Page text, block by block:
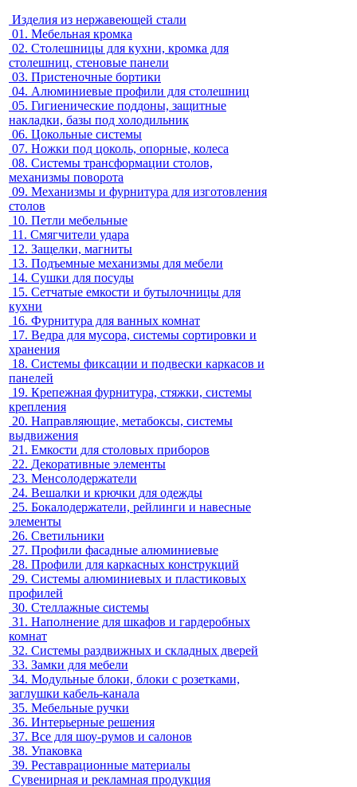
Изделия из нержавеющей стали
01. Мебельная кромка
02. Столешницы для кухни, кромка для
столешниц, стеновые панели
03. Пристеночные бортики
04. Алюминиевые профили для столешниц
05. Гигиенические поддоны, защитные
накладки, базы под холодильник
06. Цокольные системы
07. Ножки под цоколь, опорные, колеса
08. Системы трансформации столов,
механизмы поворота
09. Механизмы и фурнитура для изготовления
столов
10. Петли мебельные
11. Смягчители удара
12. Защелки, магниты
13. Подъемные механизмы для мебели
14. Сушки для посуды
15. Сетчатые емкости и бутылочницы для
кухни
16. Фурнитура для ванных комнат
17. Ведра для мусора, системы сортировки и
хранения
18. Системы фиксации и подвески каркасов и
панелей
19. Крепежная фурнитура, стяжки, системы
крепления
20. Направляющие, метабоксы, системы
выдвижения
21. Емкости для столовых приборов
22. Декоративные элементы
23. Менсолодержатели
24. Вешалки и крючки для одежды
25. Бокалодержатели, рейлинги и навесные
элементы
26. Светильники
27. Профили фасадные алюминиевые
28. Профили для каркасных конструкций
29. Системы алюминиевых и пластиковых
профилей
30. Стеллажные системы
31. Наполнение для шкафов и гардеробных
комнат
32. Системы раздвижных и складных дверей
33. Замки для мебели
34. Модульные блоки, блоки с розетками,
заглушки кабель-канала
35. Мебельные ручки
36. Интерьерные решения
37. Все для шоу-румов и салонов
38. Упаковка
39. Реставрационные материалы
Сувенирная и рекламная продукция